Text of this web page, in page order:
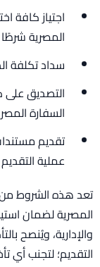
اجتياز كافة
المصرية شرطًا
سداد تكلفة
التصديق على
السفارة
تقديم
عملية التقديم
تعد هذه الشروط من
المصرية لضمان
والإدارية، ويُنصح
التقديم؛ لتجنب أي